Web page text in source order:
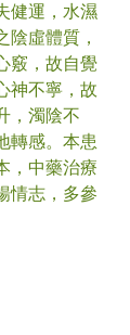
健運，水濕
陰虛體質，
竅，故自覺
神不寧，故
，濁陰不
轉感。本患
，中藥治療
情志，多參